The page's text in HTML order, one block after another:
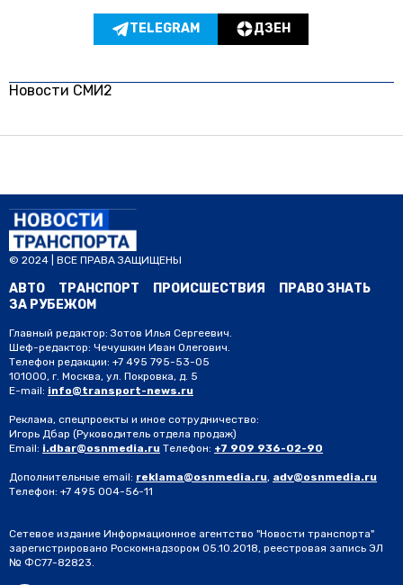
TELEGRAM ДЗЕН
Новости СМИ2
© 2024 | ВСЕ ПРАВА ЗАЩИЩЕНЫ
АВТО ТРАНСПОРТ ПРОИСШЕСТВИЯ
ПРАВО ЗНАТЬ
ЗА РУБЕЖОМ
Главный редактор: Зотов Илья Сергеевич.
Шеф-редактор: Чечушкин Иван Олегович.
Телефон редакции: +7 495 795-53-05
101000, г. Москва, ул. Покровка, д. 5
E-mail: info@transport-news.ru
Реклама, спецпроекты и иное сотрудничество:
Игорь Дбар (Руководитель отдела продаж)
Email: i.dbar@osnmedia.ru Телефон: +7 909 936-02-90
Дополнительные email: reklama@osnmedia.ru, adv@osnmedia.ru
Телефон: +7 495 004-56-11
Сетевое издание Информационное агентство "Новости транспорта"
зарегистрировано Роскомнадзором 05.10.2018, реестровая запись ЭЛ
№ ФС77-82823.